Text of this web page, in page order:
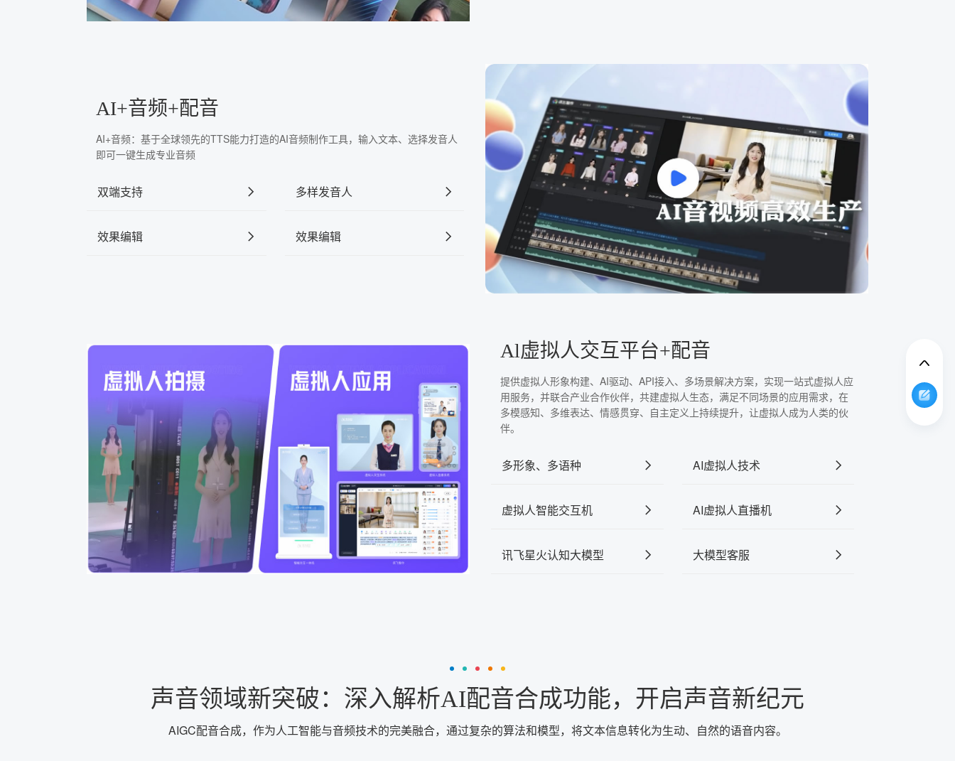
AI+音频+配音
AI+音频：基于全球领先的TTS能力打造的AI音频制作工具，输入文本、选择发音人
即可一键生成专业音频
双端支持 多样发音人
效果编辑 效果编辑
Al虚拟人交互平台+配音
提供虚拟人形象构建、AI驱动、API接入、多场景解决方案，实现一站式虚拟人应
用服务，并联合产业合作伙伴，共建虚拟人生态，满足不同场景的应用需求，在
多模感知、多维表达、情感贯穿、自主定义上持续提升，让虚拟人成为人类的伙
伴。
多形象、多语种 AI虚拟人技术
虚拟人智能交互机 AI虚拟人直播机
讯飞星火认知大模型 大模型客服
声音领域新突破：深入解析AI配音合成功能，开启声音新纪元
AIGC配音合成，作为人工智能与音频技术的完美融合，通过复杂的算法和模型，将文本信息转化为生动、自然的语音内容。